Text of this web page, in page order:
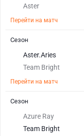
Aster
Перейти на матч
Aster.Aries
Team Bright
Перейти на матч
Сезон
Azure Ray
Team Bright
Сезон